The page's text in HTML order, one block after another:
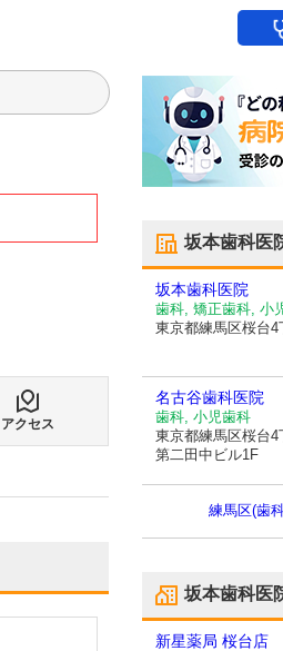
アクセス
坂本歯科医
坂本歯科医院
歯科, 矯正歯科, 小
東京都練馬区桜台4
名古谷歯科医院
歯科, 小児歯科
東京都練馬区桜台4
第二田中ビル1F
練馬区(歯
坂本歯科医
新星薬局 桜台店